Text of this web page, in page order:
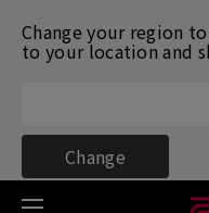
Change your region
to your location and
Change